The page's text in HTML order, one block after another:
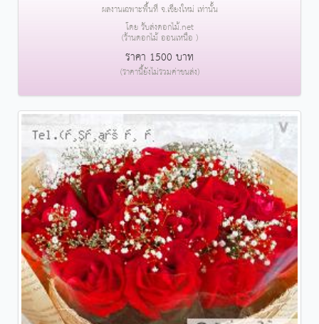
ผลงานเฉพาะพื้นที่ จ.เชียงใหม่ เท่านั้น
โดย รับส่งดอกไม้.net
(ร้านดอกไม้ ออนเหนือ )
ราคา 1500 บาท
(ราคานี้ยังไม่รวมค่าขนส่ง)